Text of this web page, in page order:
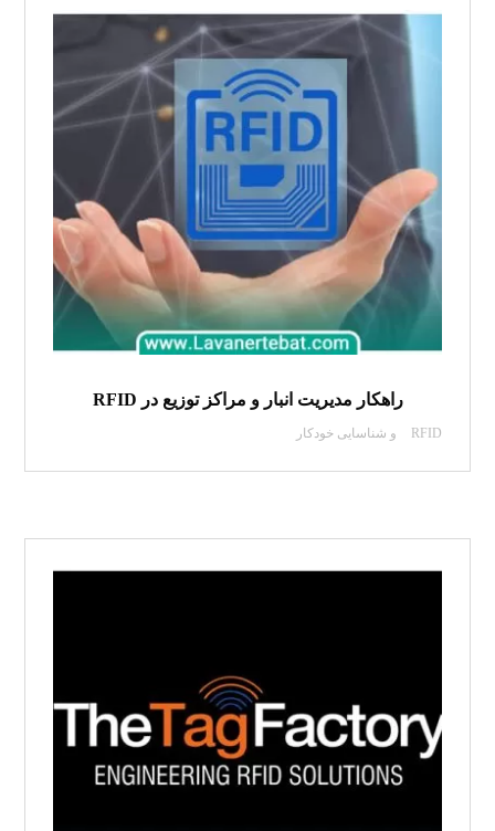
راهکار مدیریت انبار و مراکز توزیع در RFID
RFID و شناسایی خودکار